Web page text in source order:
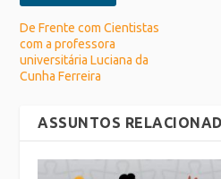
De Frente com Cientistas
com a professora
universitária Luciana da
Cunha Ferreira
ASSUNTOS